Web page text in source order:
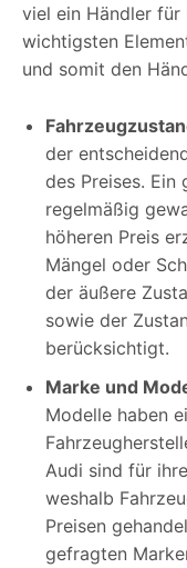
viel ein Händler
wichtigsten
und somit den
der
des Preises.
regelmäßig
höheren Preis
Mängel oder
der äußere
sowie der
berücksichtigt.
Marke und
Modelle haben
Audi sind für
weshalb
Preisen
gefragten